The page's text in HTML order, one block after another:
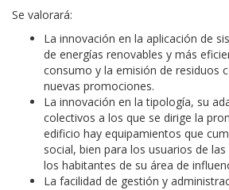
Se valorará:
La innovación en la aplicación de
de energías renovables y más
consumo y la emisión de residuos
nuevas promociones.
La innovación en la tipología, su
colectivos a los que se dirige la
edificio hay equipamientos que
social, bien para los usuarios de
los habitantes de su área de
La facilidad de gestión y